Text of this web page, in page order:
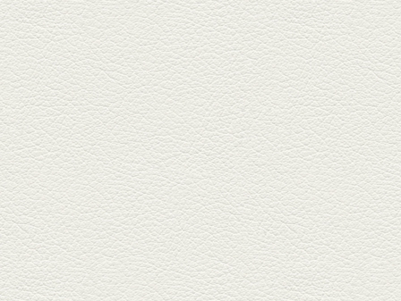
栄通りの路地奥、隠れ家的な店
『富富飯店 新市街酒家』へ。２
階に...
2026年1月9日放送
酢だこ＆焼ぎょうざ
健軍で人吉の有名店のぎょうざ
を！『松龍軒健軍店』で、味わ
いの刻...
2025年12月19日放送
おばんざい三種盛＆麻婆
豆腐
東区月出『中華酒場アガレヤ』
は、スパイスが効いた一味違う
中華が...